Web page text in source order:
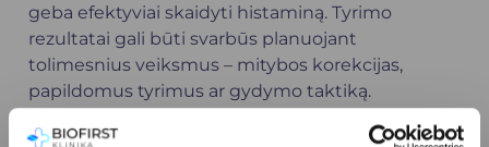
geba efektyviai skaidyti histaminą. Tyrimo
rezultatai gali būti svarbūs planuojant
tolimesnius veiksmus – mitybos korekcijas,
papildomus tyrimus ar gydymo taktiką.